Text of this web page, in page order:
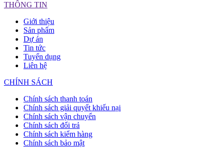
THÔNG TIN
Giới thiệu
Sản phẩm
Dự án
Tin tức
Tuyển dụng
Liên hệ
CHÍNH SÁCH
Chính sách thanh toán
Chính sách giải quyết khiếu nại
Chính sách vận chuyển
Chính sách đổi trả
Chính sách kiểm hàng
Chính sách bảo mật